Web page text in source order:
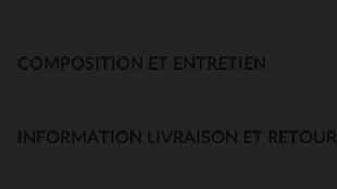
COMPOSITION ET ENTRETIEN
INFORMATION LIVRAISON ET RETOUR